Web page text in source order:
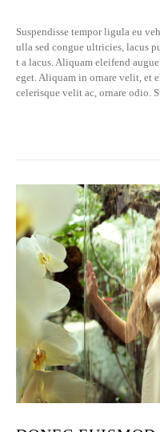
Suspendisse tempor ligula eu
ulla sed congue ultricies, lacus
t a lacus. Aliquam eleifend
eget. Aliquam in ornare velit, et
celerisque velit ac, ornare odio.